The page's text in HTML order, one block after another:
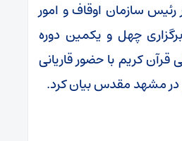
رئیس سازمان اوقاف و امور
چهل و یکمین دوره
قرآن کریم با حضور قاریانی